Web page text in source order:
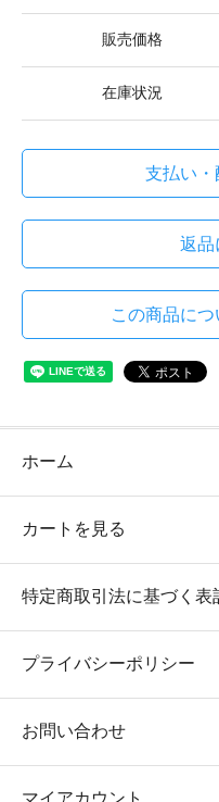
販売価格
在庫状況
支払い・
返品
この商品に
ホーム
カートを見る
特定商取引法に基づく表
プライバシーポリシー
お問い合わせ
マイアカウント